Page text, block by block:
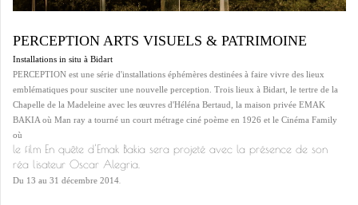
PERCEPTION ARTS VISUELS & PATRIMOINE
Installations in situ à Bidart
PERCEPTION est une série d'installations éphémères destinées à faire vivre des lieux
emblématiques pour susciter une nouvelle perception. Trois lieux à Bidart, le tertre de la
Chapelle de la Madeleine avec les œuvres d'Héléna Bertaud, la maison privée EMAK
BAKIA où Man ray a tourné un court métrage ciné poème en 1926 et le Cinéma Family
où
le film En quête d'Emak Bakia sera projeté avec la présence de son
réa lisateur Oscar Alegria.
Du 13 au 31 décembre 2014